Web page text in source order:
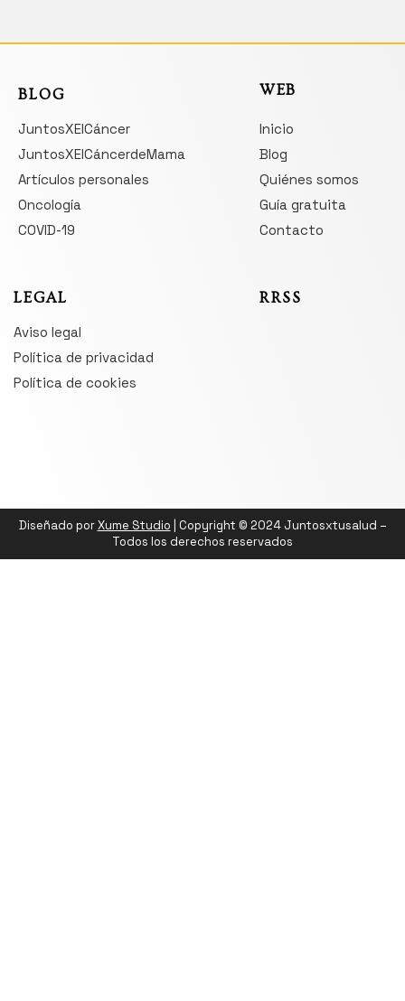
BLOG
JuntosXElCáncer
JuntosXElCáncerdeMama
Artículos personales
Oncología
COVID-19
WEB
Inicio
Blog
Quiénes somos
Guía gratuita
Contacto
LEGAL
Aviso legal
Política de privacidad
Política de cookies
RRSS
Diseñado porXume Studio | Copyright © 2024 Juntosxtusalud –
Todos los derechos reservados